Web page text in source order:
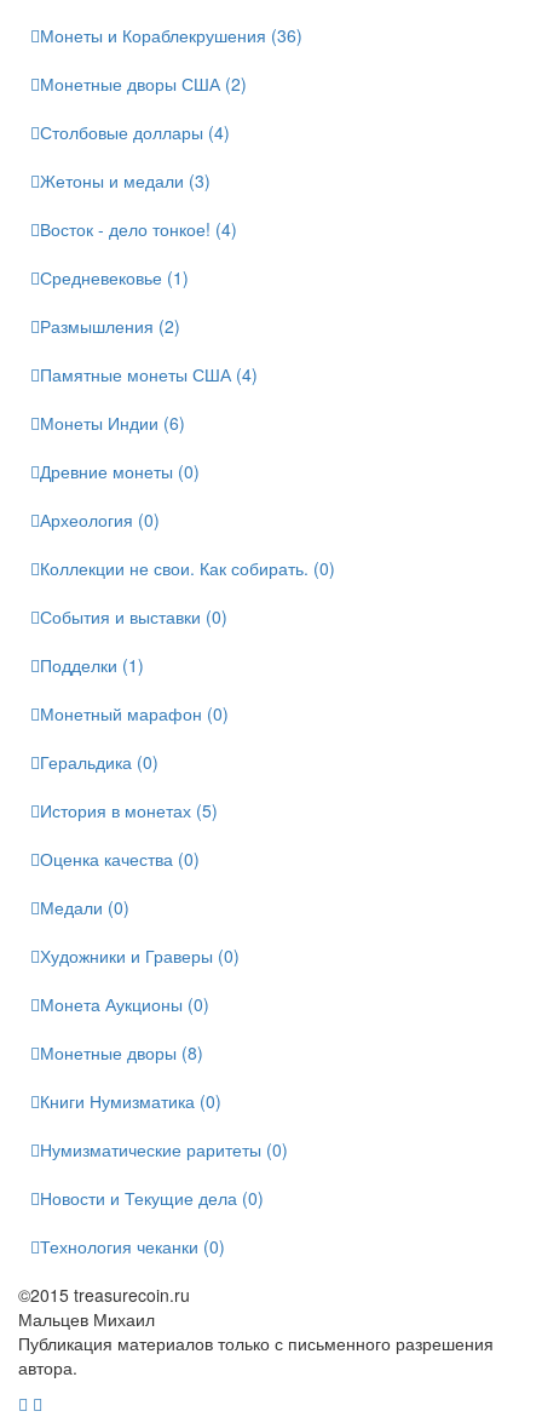
Монеты и Кораблекрушения (36)
Монетные дворы США (2)
Столбовые доллары (4)
Жетоны и медали (3)
Восток - дело тонкое! (4)
Средневековье (1)
Размышления (2)
Памятные монеты США (4)
Монеты Индии (6)
Древние монеты (0)
Археология (0)
Коллекции не свои. Как собирать. (0)
События и выставки (0)
Подделки (1)
Монетный марафон (0)
Геральдика (0)
История в монетах (5)
Оценка качества (0)
Медали (0)
Художники и Граверы (0)
Монета Аукционы (0)
Монетные дворы (8)
Книги Нумизматика (0)
Нумизматические раритеты (0)
Новости и Текущие дела (0)
Технология чеканки (0)
©2015 treasurecoin.ru
Мальцев Михаил
Публикация материалов только с письменного разрешения
автора.